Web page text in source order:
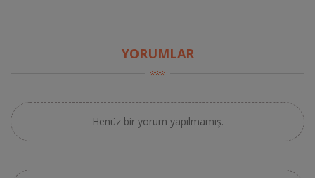
YORUMLAR
Henüz bir yorum yapılmamış.